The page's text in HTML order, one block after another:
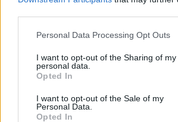
Please note that this website/app uses
not limited to your visit or usage
grant or deny consent to Google and its
use your data for below specified
consent section.
Personal Data Processing Opt Outs
I want to opt-out of the Sharing of my
personal data.
Opted In
I want to opt-out of the Sale of my
Personal Data.
Opted In
szakkönyvtár, az intézmény kiadványait,
Színháztörténeti füzetek,
Korszerű színház, Színházi tanulmányok
szerkesztőség, a nemzetközi színházi
figyelemmel kísérő és a világszínházi